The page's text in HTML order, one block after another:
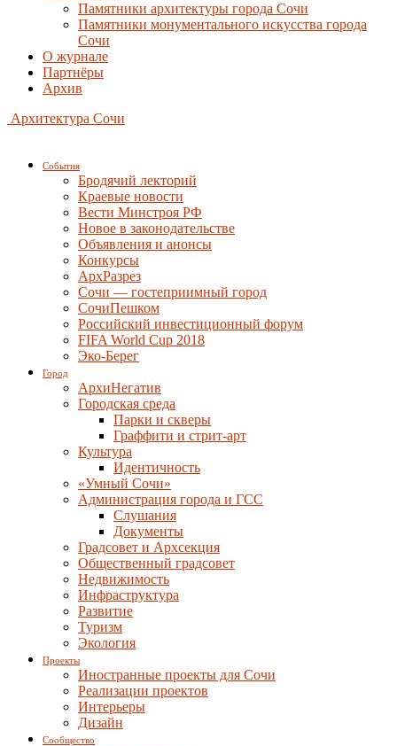
Памятники архитектуры города Сочи
Памятники монументального искусства города
Сочи
О журнале
Партнёры
Архив
Архитектура Сочи
События
Бродячий лекторий
Краевые новости
Вести Минстроя РФ
Новое в законодательстве
Объявления и анонсы
Конкурсы
АрхРазрез
Сочи — гостеприимный город
СочиПешком
Российский инвестиционный форум
FIFA World Cup 2018
Эко-Берег
Город
АрхиНегатив
Городская среда
Парки и скверы
Граффити и стрит-арт
Культура
Идентичность
«Умный Сочи»
Администрация города и ГСС
Слушания
Документы
Градсовет и Архсекция
Общественный градсовет
Недвижимость
Инфраструктура
Развитие
Туризм
Экология
Проекты
Иностранные проекты для Сочи
Реализации проектов
Интерьеры
Дизайн
Сообщество